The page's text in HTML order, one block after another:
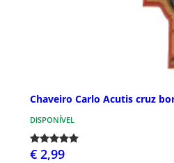
Chaveiro Carlo Acutis cruz
DISPONÍVEL
€ 2,99